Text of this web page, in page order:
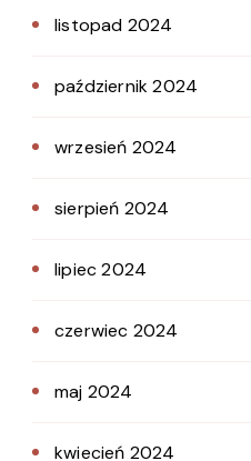
listopad 2024
październik 2024
wrzesień 2024
sierpień 2024
lipiec 2024
czerwiec 2024
maj 2024
kwiecień 2024